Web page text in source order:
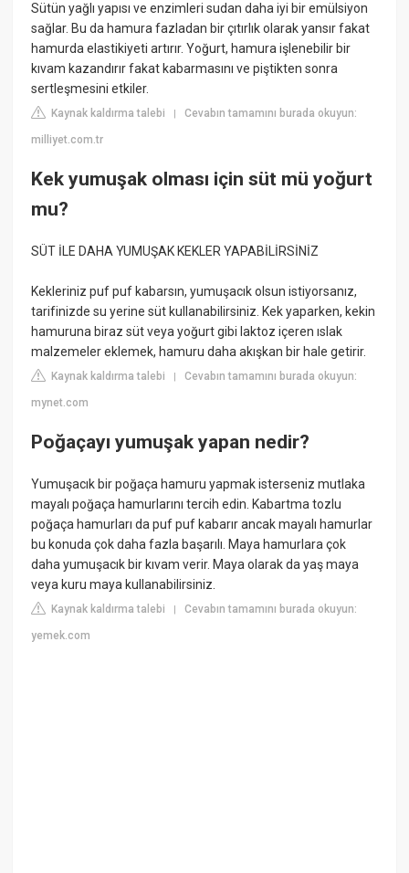
Sütün yağlı yapısı ve enzimleri sudan daha iyi bir emülsiyon
sağlar. Bu da hamura fazladan bir çıtırlık olarak yansır fakat
hamurda elastikiyeti artırır. Yoğurt, hamura işlenebilir bir
kıvam kazandırır fakat kabarmasını ve piştikten sonra
sertleşmesini etkiler.
Kaynak kaldırma talebi |Cevabın tamamını burada okuyun:
milliyet.com.tr
Kek yumuşak olması için süt mü yoğurt
mu?
SÜT İLE DAHA YUMUŞAK KEKLER YAPABİLİRSİNİZ
Kekleriniz puf puf kabarsın, yumuşacık olsun istiyorsanız,
tarifinizde su yerine süt kullanabilirsiniz. Kek yaparken, kekin
hamuruna biraz süt veya yoğurt gibi laktoz içeren ıslak
malzemeler eklemek, hamuru daha akışkan bir hale getirir.
Kaynak kaldırma talebi |Cevabın tamamını burada okuyun:
mynet.com
Poğaçayı yumuşak yapan nedir?
Yumuşacık bir poğaça hamuru yapmak isterseniz mutlaka
mayalı poğaça hamurlarını tercih edin. Kabartma tozlu
poğaça hamurları da puf puf kabarır ancak mayalı hamurlar
bu konuda çok daha fazla başarılı. Maya hamurlara çok
daha yumuşacık bir kıvam verir. Maya olarak da yaş maya
veya kuru maya kullanabilirsiniz.
Kaynak kaldırma talebi |Cevabın tamamını burada okuyun:
yemek.com